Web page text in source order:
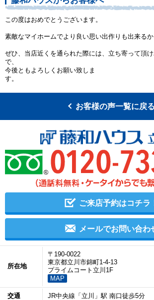
この度はおめでとうございます。
素敵なマイホームでより良い思い出作りも出来るか
ぜひ、当店近くを通られた際には、立ち寄って頂
で、
今後ともよろしくお願い致しま
お客様の声一覧に戻る
ご来店予約はコチラ
メールでお問い合わ
所在地
〒190-0022
東京都立川市錦町1-4-13
プライムコート立川1F
MAP
交通 JR中央線「立川」駅 南口徒歩5分